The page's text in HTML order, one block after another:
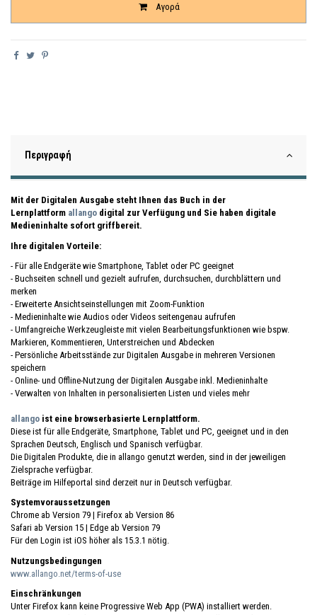
Αγορά
Περιγραφή
Mit der Digitalen Ausgabe steht Ihnen das Buch in der
Lernplattform allango digital zur Verfügung und Sie haben digitale
Medieninhalte sofort griffbereit.
Ihre digitalen Vorteile:
- Für alle Endgeräte wie Smartphone, Tablet oder PC geeignet
- Buchseiten schnell und gezielt aufrufen, durchsuchen, durchblättern und
merken
- Erweiterte Ansichtseinstellungen mit Zoom-Funktion
- Medieninhalte wie Audios oder Videos seitengenau aufrufen
- Umfangreiche Werkzeugleiste mit vielen Bearbeitungsfunktionen wie bspw.
Markieren, Kommentieren, Unterstreichen und Abdecken
- Persönliche Arbeitsstände zur Digitalen Ausgabe in mehreren Versionen
speichern
- Online- und Offline-Nutzung der Digitalen Ausgabe inkl. Medieninhalte
- Verwalten von Inhalten in personalisierten Listen und vieles mehr
allango ist eine browserbasierte Lernplattform.
Diese ist für alle Endgeräte, Smartphone, Tablet und PC, geeignet und in den
Sprachen Deutsch, Englisch und Spanisch verfügbar.
Die Digitalen Produkte, die in allango genutzt werden, sind in der jeweiligen
Zielsprache verfügbar.
Beiträge im Hilfeportal sind derzeit nur in Deutsch verfügbar.
Systemvoraussetzungen
Chrome ab Version 79 | Firefox ab Version 86
Safari ab Version 15 | Edge ab Version 79
Für den Login ist iOS höher als 15.3.1 nötig.
Nutzungsbedingungen
www.allango.net/terms-of-use
Einschränkungen
Unter Firefox kann keine Progressive Web App (PWA) installiert werden.